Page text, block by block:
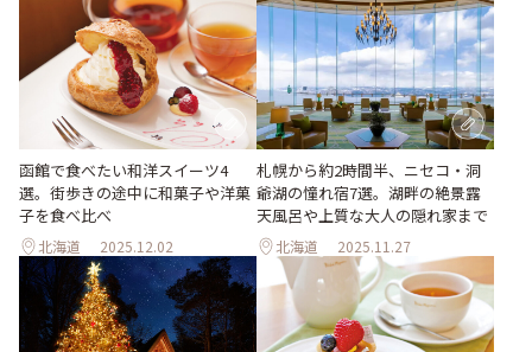
函館で食べたい和洋スイーツ4
選。街歩きの途中に和菓子や洋菓
子を食べ比べ
北海道 2025.12.02
札幌から約2時間半、ニセコ・洞
爺湖の憧れ宿7選。湖畔の絶景露
天風呂や上質な大人の隠れ家まで
北海道 2025.11.27